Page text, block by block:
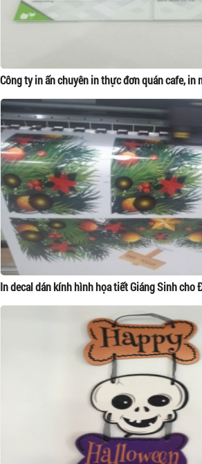
Công ty in ấn chuyên in thực đơn quán cafe, in
In decal dán kính hình họa tiết Giáng Sinh cho